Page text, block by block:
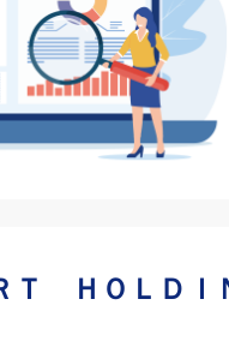
Ｔ ＨＯＬＤＩ